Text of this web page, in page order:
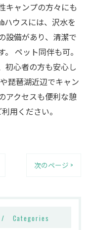
キャンプの方々にも
ハウスには、沢水を
設備があり、清潔で
ペット同伴も可。
初心者の方も安心し
琵琶湖近辺でキャン
アクセスも便利な憩
用ください。
次のページ >
Categories